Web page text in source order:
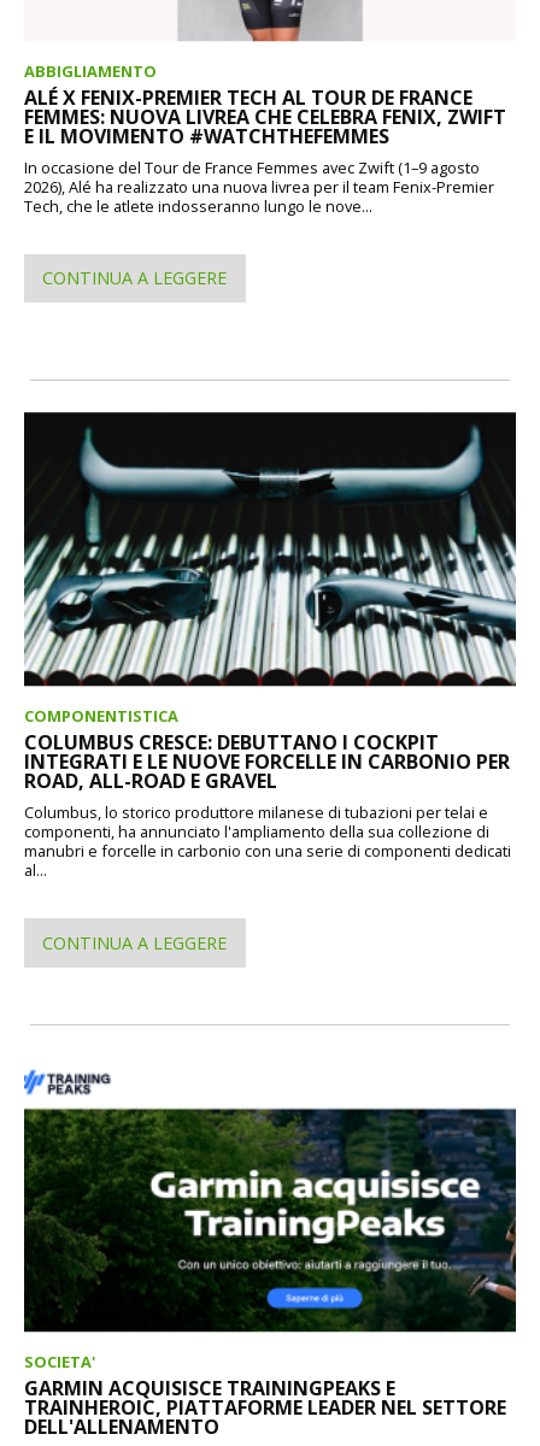
ABBIGLIAMENTO
ALÉ X FENIX-PREMIER TECH AL TOUR DE FRANCE
FEMMES: NUOVA LIVREA CHE CELEBRA FENIX, ZWIFT
E IL MOVIMENTO #WATCHTHEFEMMES
In occasione del Tour de France Femmes avec Zwift (1–9 agosto
2026), Alé ha realizzato una nuova livrea per il team Fenix-Premier
Tech, che le atlete indosseranno lungo le nove...
CONTINUA A LEGGERE
COMPONENTISTICA
COLUMBUS CRESCE: DEBUTTANO I COCKPIT
INTEGRATI E LE NUOVE FORCELLE IN CARBONIO PER
ROAD, ALL-ROAD E GRAVEL
Columbus, lo storico produttore milanese di tubazioni per telai e
componenti, ha annunciato l'ampliamento della sua collezione di
manubri e forcelle in carbonio con una serie di componenti dedicati
al...
CONTINUA A LEGGERE
SOCIETA'
GARMIN ACQUISISCE TRAININGPEAKS E
TRAINHEROIC, PIATTAFORME LEADER NEL SETTORE
DELL'ALLENAMENTO